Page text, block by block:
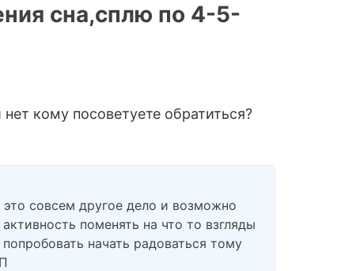
сна,сплю по 4-5-
кому посоветуете обратиться?
это совсем другое дело и возможно
поменять на что то взгляды
начать радоваться тому